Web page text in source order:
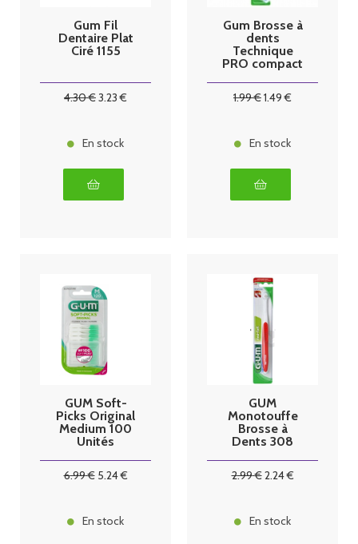
Gum Fil
Dentaire Plat
Ciré 1155
4.30€3.23 €
En stock
Gum Brosse à
dents
Technique
PRO compact
1.99€1.49 €
En stock
GUM Soft-
Picks Original
Medium 100
Unités
6.99€ 5.24€
En stock
GUM
Monotouffe
Brosse à
Dents 308
2.99€2.24€
En stock